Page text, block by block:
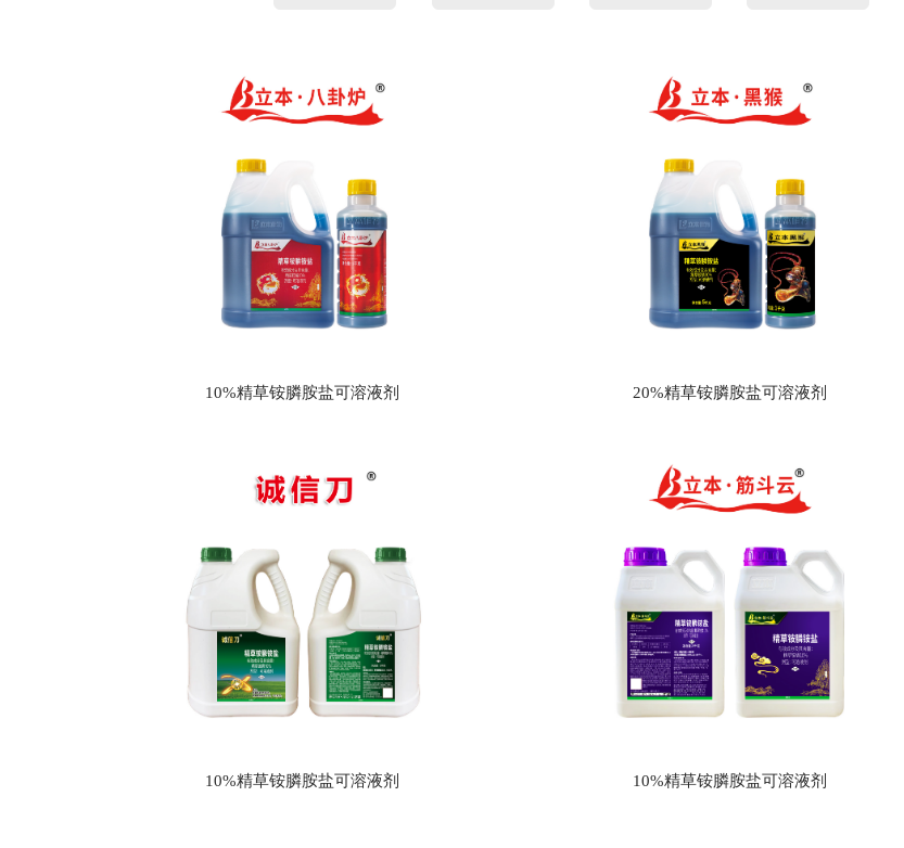
10%精草铵膦胺盐可溶液剂 20%精草铵膦胺盐可溶液剂
10%精草铵膦胺盐可溶液剂 10%精草铵膦胺盐可溶液剂